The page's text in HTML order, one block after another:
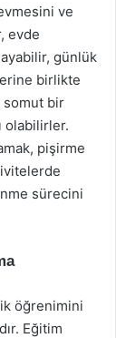
ve
evde
günlük
birlikte
somut bir
olabilirler.
pişirme
sürecini
öğrenimini
Eğitim